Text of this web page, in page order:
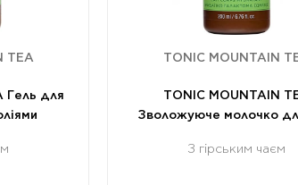
TEA
Гель для
TONIC MOUNTAIN
TONIC MOUNTAIN
Зволожуюче молочко
З гірським чаєм